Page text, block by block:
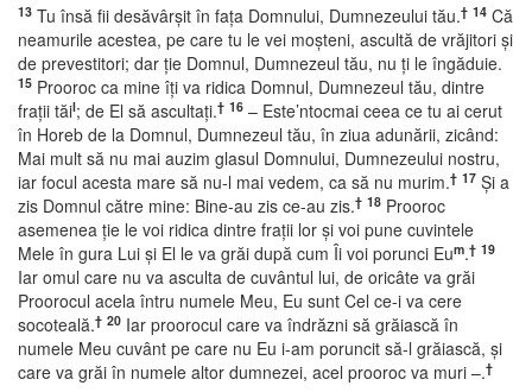
13 Tu însă fii desăvârşit în faţa Domnului, Dumnezeului tău.† 14 Că
neamurile acestea, pe care tu le vei moşteni, ascultă de vrăjitori şi
de prevestitori; dar ţie Domnul, Dumnezeul tău, nu ţi le îngăduie.
15 Prooroc ca mine îţi va ridica Domnul, Dumnezeul tău, dintre
fraţii tăil; de El să ascultaţi.† 16 – Este’ntocmai ceea ce tu ai cerut
în Horeb de la Domnul, Dumnezeul tău, în ziua adunării, zicând:
Mai mult să nu mai auzim glasul Domnului, Dumnezeului nostru,
iar focul acesta mare să nu-l mai vedem, ca să nu murim.† 17 Şi a
zis Domnul către mine: Bine-au zis ce-au zis.† 18 Prooroc
asemenea ţie le voi ridica dintre fraţii lor şi voi pune cuvintele
Mele în gura Lui şi El le va grăi după cum Îi voi porunci Eum.† 19
Iar omul care nu va asculta de cuvântul lui, de oricâte va grăi
Proorocul acela întru numele Meu, Eu sunt Cel ce-i va cere
socoteală.† 20 Iar proorocul care va îndrăzni să grăiască în
numele Meu cuvânt pe care nu Eu i-am poruncit să-l grăiască, şi
care va grăi în numele altor dumnezei, acel prooroc va muri –.†